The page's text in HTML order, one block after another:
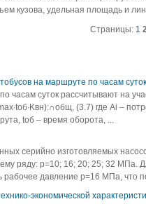
кузова, удельная площадь и
Страницы: 1
на маршруте по часам суток
часам суток рассчитывают на
(3.7) где Аi –
tоб – время оборота, ...
серийно изготовляемых
ряду: р=10; 16; 20; 25; 32 МПа.
рабочее давление р=16 МПа, что
экономической